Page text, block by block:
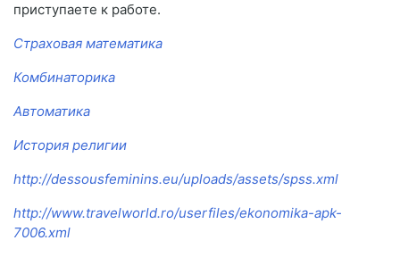
приступаете к работе.
Страховая математика
Комбинаторика
Автоматика
История религии
http://dessousfeminins.eu/uploads/assets/spss.xml
http://www.travelworld.ro/userfiles/ekonomika-apk-
7006.xml